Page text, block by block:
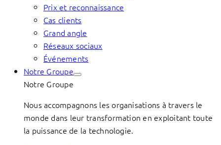
Prix et reconnaissance
Cas clients
Grand angle
Réseaux sociaux
Événements
Notre Groupe
Notre Groupe
Nous accompagnons les organisations à travers le
monde dans leur transformation en exploitant toute
la puissance de la technologie.